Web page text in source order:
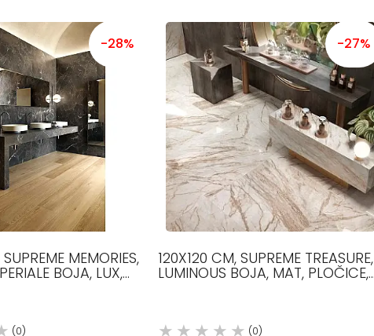
-28%
MEMORIES,
BOJA, LUX,
(0)
-27%
120X120 CM, SUPREME TREASURE,
LUMINOUS BOJA, MAT, PLOČICE,
(0)